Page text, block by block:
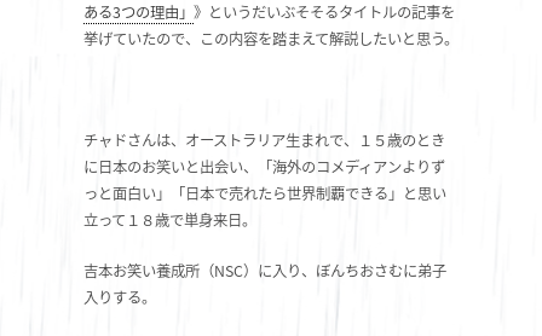
ある3つの理由」 》というだいぶそそるタイトルの記事を
挙げていたので、この内容を踏まえて解説したいと思う。
チャドさんは、オーストラリア生まれで、１５歳のとき
に日本のお笑いと出会い、「海外のコメディアンよりず
っと面白い」「日本で売れたら世界制覇できる」と思い
立って１８歳で単身来日。
吉本お笑い養成所（NSC）に入り、ぼんちおさむに弟子
入りする。